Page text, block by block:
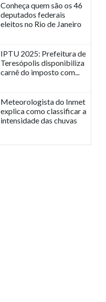
Conheça quem são os 46
deputados federais
eleitos no Rio de Janeiro
IPTU 2025: Prefeitura de
Teresópolis disponibiliza
carnê do imposto com...
Meteorologista do Inmet
explica como classificar a
intensidade das chuvas